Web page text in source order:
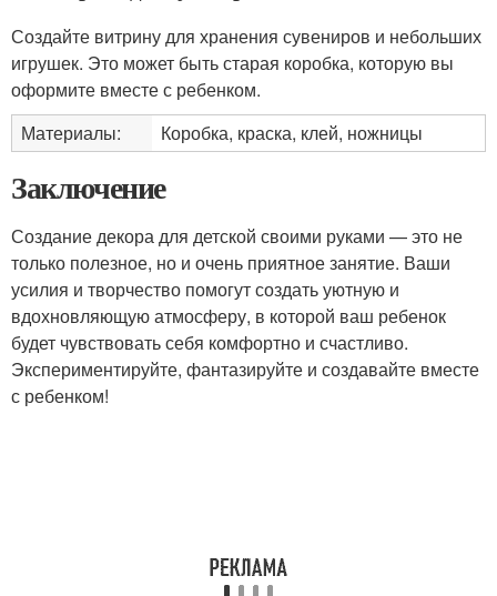
Создайте витрину для хранения сувениров и небольших
игрушек. Это может быть старая коробка, которую вы
оформите вместе с ребенком.
Материалы:
Коробка, краска, клей, ножницы
Заключение
Создание декора для детской своими руками — это не
только полезное, но и очень приятное занятие. Ваши
усилия и творчество помогут создать уютную и
вдохновляющую атмосферу, в которой ваш ребенок
будет чувствовать себя комфортно и счастливо.
Экспериментируйте, фантазируйте и создавайте вместе
с ребенком!